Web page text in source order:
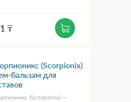
1 ₸
(Scorpionix)
бальзам для
(Scorpionix) —